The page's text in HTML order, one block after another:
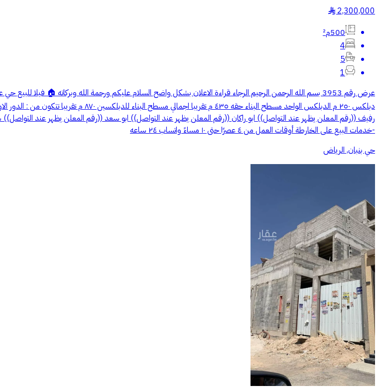
2,300,000
§
500م²
4
5
1
رفيف ((رقم المعلن يظهر عند التواصل)) ابو راكان ((رقم المعلن يظهر عند التواصل)) ابو سعد ((رقم المعلن يظهر عند التواصل))
-خدمات البيع على الخارطة أوقات العمل من ٤ عصرًا حتى ١٠ مساءً واتساب ٢٤ ساعه
حي بنبان, الرياض